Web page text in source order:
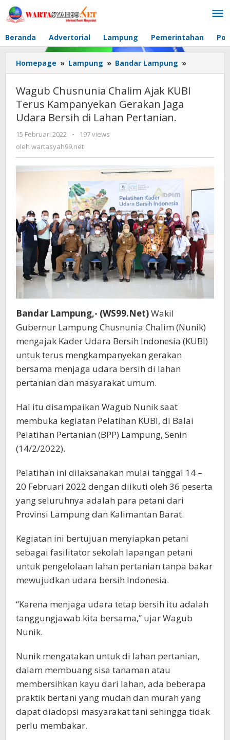
Lewati
ke
Beranda
Advertorial Lampung Pemerintahan
Homepage » Lampung » Bandar Lampung »
Chusnunia
Ajak
Udara
Lahan
Wagub Chusnunia Chalim Ajak KUBI
Terus Kampanyekan Gerakan Jaga
Udara Bersih di Lahan Pertanian.
15 Februari 2022
oleh
wartasyah99.net
-
197 views
oleh wartasyah99.net
Bandar Lampung,- (WS99.Net)Wakil
Gubernur Lampung Chusnunia Chalim (Nunik)
mengajak Kader Udara Bersih Indonesia (KUBI)
untuk terus mengkampanyekan gerakan
bersama menjaga udara bersih di lahan
pertanian dan masyarakat umum.
Hal itu disampaikan Wagub Nunik saat
membuka kegiatan Pelatihan KUBI, di Balai
Pelatihan Pertanian (BPP) Lampung, Senin
(14/2/2022).
Pelatihan ini dilaksanakan mulai tanggal 14 –
20 Februari 2022 dengan diikuti oleh 36 peserta
yang seluruhnya adalah para petani dari
Provinsi Lampung dan Kalimantan Barat.
Kegiatan ini bertujuan menyiapkan petani
sebagai fasilitator sekolah lapangan petani
untuk pengelolaan lahan pertanian tanpa bakar
mewujudkan udara bersih Indonesia.
“Karena menjaga udara tetap bersih itu adalah
tanggungjawab kita bersama,” ujar Wagub
Nunik.
Nunik mengatakan untuk di lahan pertanian,
dalam membuang sisa tanaman atau
membersihkan kayu dari lahan, ada beberapa
praktik bertani yang mudah dan murah yang
dapat diadopsi masyarakat tani sehingga tidak
perlu membakar.